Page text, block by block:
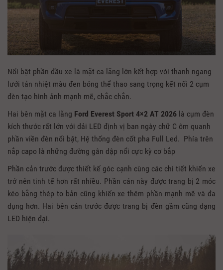
Nổi bật phần đầu xe là mặt ca lăng lớn kết hợp với thanh ngang
lưới tản nhiệt màu đen bóng thể thao sang trọng kết nối 2 cụm
đèn tạo hình ảnh mạnh mẽ, chắc chắn.
Hai bên mặt ca lăng Ford Everest Sport 4×2 AT 2026 là cụm đèn
kích thước rất lớn với dải LED định vị ban ngày chữ C ôm quanh
phần viền đèn nổi bật, Hệ thống đèn cốt pha Full Led. Phía trên
nắp capo là những đường gân dập nổi cực kỳ cơ bắp
Phần cản trước được thiết kế góc cạnh cùng các chi tiết khiến xe
trở nên tinh tế hơn rất nhiều. Phần cản này được trang bị 2 móc
kéo bằng thép to bản cũng khiến xe thêm phần mạnh mẽ và đa
dụng hơn. Hai bên cản trước được trang bị đèn gầm cũng dạng
LED hiện đại.